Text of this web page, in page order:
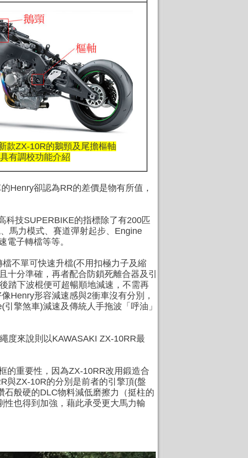
款ZX-10R的鵝頸及尾擔樞軸
具有調校功能介紹
Henry卻認為RR的差價是物有所值，
科技SUPERBIKE的指標除了有200匹
馬力模式、賽道彈射起步、Engine
電子轉檔等等。
不單可快速升檔(不用扣極力子及縮
分準確，再者配合防鎖死離合器及引
踏下波棍便可超暢順地減速，不需再
Henry形容減速感與2衝車沒有分別，
擎煞車)減速及傳統人手拖波「呼油」
度來說則以KAWASAKI ZX-10RR最
的重要性，因為ZX-10RR改用鍛造合
與ZX-10R的分別是前者的引擎頂(盤
般硬的DLC物料減低磨擦力（挺柱的
也得到加強，藉此承受更大馬力輸